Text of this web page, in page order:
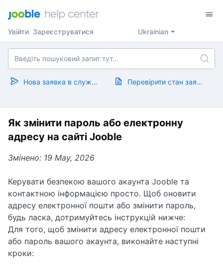
Ukrainian
Увійти Зареєструватися
Нова заявка в службу підтримки Перевірити стан заявки
Як змінити пароль або електронну
адресу на cайті Jooble
Змінено: 19 May, 2026
Керувати безпекою вашого акаунта Jooble та
контактною інформацією просто. Щоб оновити
адресу електронної пошти або змінити пароль,
будь ласка, дотримуйтесь інструкцій нижче:
Для того, щоб змінити адресу електронної пошти
або пароль вашого акаунта, виконайте наступні
кроки: